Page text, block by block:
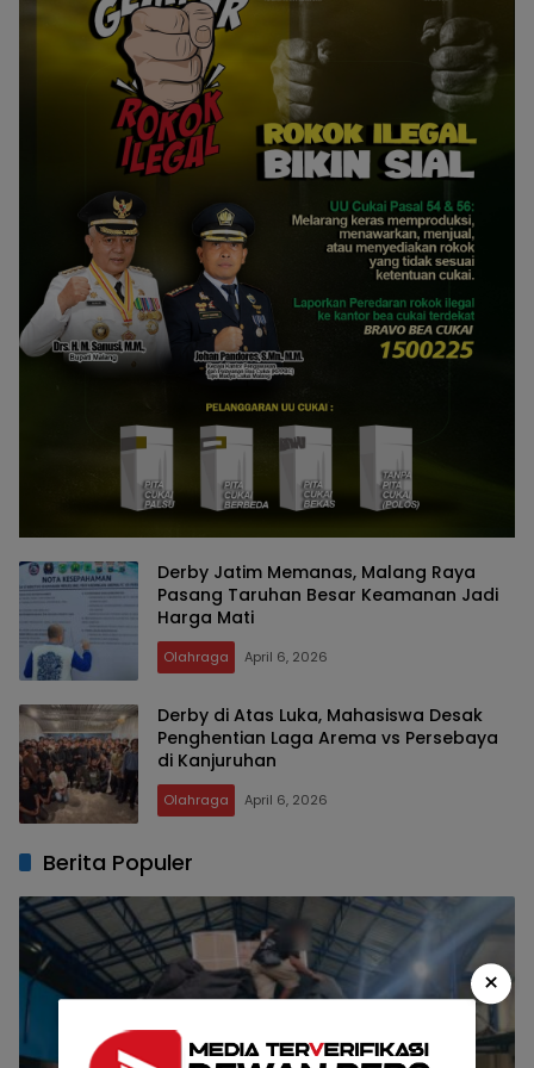
Derby Jatim Memanas, Malang Raya
Pasang Taruhan Besar Keamanan Jadi
Harga Mati
Olahraga April 6, 2026
Derby di Atas Luka, Mahasiswa Desak
Penghentian Laga Arema vs Persebaya
di Kanjuruhan
Olahraga April 6, 2026
Berita Populer
×